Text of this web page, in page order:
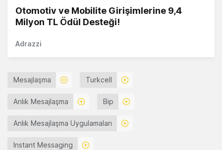
Otomotiv ve Mobilite Girişimlerine 9,4
Milyon TL Ödül Desteği!
Adrazzi
Mesajlaşma Turkcell
Anlık Mesajlaşma Bip
Anlık Mesajlaşma Uygulamaları
Instant Messaging